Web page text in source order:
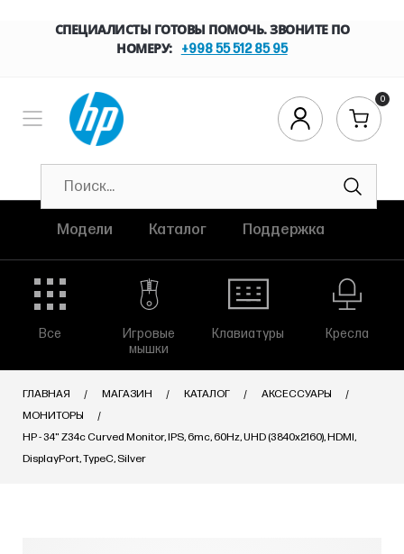
СПЕЦИАЛИСТЫ ГОТОВЫ ПОМОЧЬ. ЗВОНИТЕ ПО
НОМЕРУ:
+998 55 512 85 95
0
Модели Каталог Поддержка
Все
Игровые
мышки
Клавиатуры Кресла
ГЛАВНАЯ МАГАЗИН КАТАЛОГ
АКСЕССУАРЫ
МОНИТОРЫ
HP - 34" Z34c Curved Monitor, IPS, 6mc, 60Hz, UHD (3840x2160), HDMI,
DisplayPort, TypeC, Silver